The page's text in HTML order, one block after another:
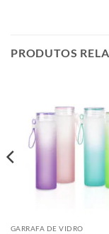
PRODUTOS
GARRAFA DE VIDRO